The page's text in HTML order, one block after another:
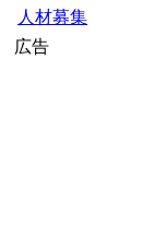
人材募集
広告